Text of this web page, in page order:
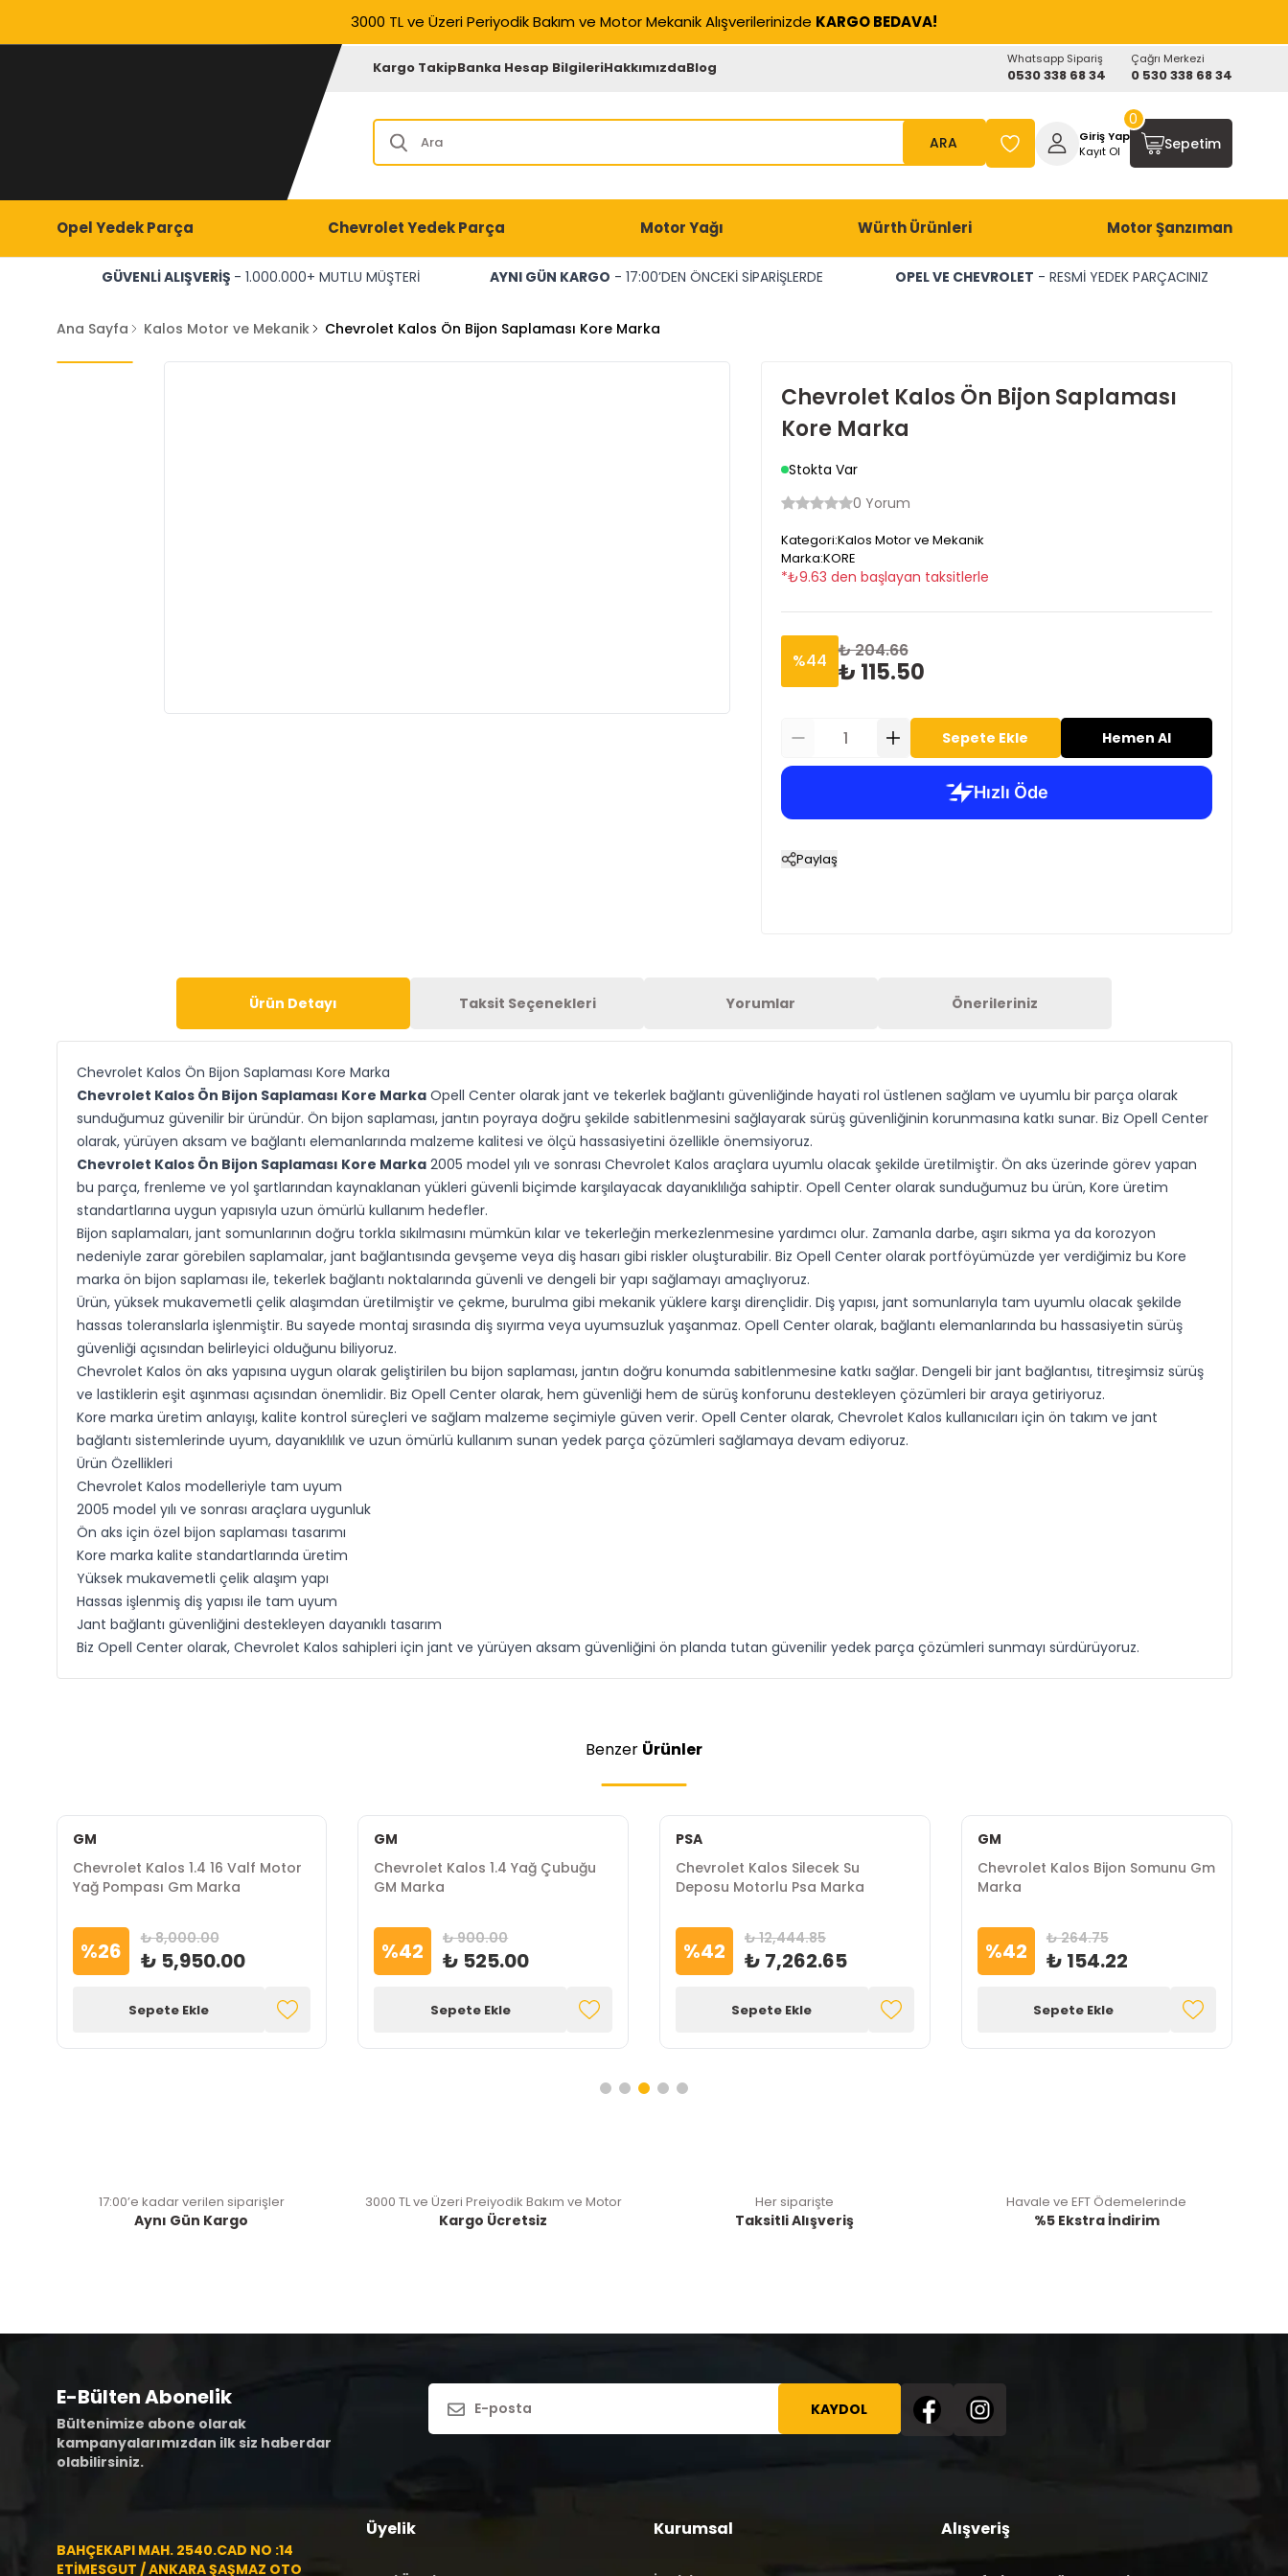
3000 TL ve Üzeri Periyodik Bakım ve Motor Mekanik Alışverilerinizde KARGO BEDAVA!
Kargo TakipBanka Hesap BilgileriHakkımızdaBlog Whatsapp Sipariş
0530 338 68 34
Çağrı Merkezi
0 530 338 68 34
ARA
Giriş Yap
Kayıt Ol
Sepetim
0
Opel Yedek Parça Chevrolet Yedek Parça Motor Yağı Würth Ürünleri Motor Şanzıman
GÜVENLİ ALIŞVERİŞ - 1.000.000+ MUTLU MÜŞTERİ AYNI GÜN KARGO - 17:00’DEN ÖNCEKİ SİPARİŞLERDE OPEL VE CHEVROLET - RESMİ YEDEK PARÇACINIZ
Ana Sayfa Kalos Motor ve Mekanik Chevrolet Kalos Ön Bijon Saplaması Kore Marka
Chevrolet Kalos Ön Bijon Saplaması
Kore Marka
Stokta Var
0 Yorum
Kategori:Kalos Motor ve Mekanik
Marka:KORE
*₺9.63 den başlayan taksitlerle
%44 ₺ 204.66
₺ 115.50
Sepete Ekle Hemen Al
Paylaş
Ürün Detayı Taksit Seçenekleri Yorumlar Önerileriniz
Chevrolet Kalos Ön Bijon Saplaması Kore Marka
Chevrolet Kalos Ön Bijon Saplaması Kore MarkaOpell Center olarak jant ve tekerlek bağlantı güvenliğinde hayati rol üstlenen sağlam ve uyumlu bir parça olarak
sunduğumuz güvenilir bir üründür. Ön bijon saplaması, jantın poyraya doğru şekilde sabitlenmesini sağlayarak sürüş güvenliğinin korunmasına katkı sunar. Biz Opell Center
olarak, yürüyen aksam ve bağlantı elemanlarında malzeme kalitesi ve ölçü hassasiyetini özellikle önemsiyoruz.
Chevrolet Kalos Ön Bijon Saplaması Kore Marka2005 model yılı ve sonrası Chevrolet Kalos araçlara uyumlu olacak şekilde üretilmiştir. Ön aks üzerinde görev yapan
bu parça, frenleme ve yol şartlarından kaynaklanan yükleri güvenli biçimde karşılayacak dayanıklılığa sahiptir. Opell Center olarak sunduğumuz bu ürün, Kore üretim
standartlarına uygun yapısıyla uzun ömürlü kullanım hedefler.
Bijon saplamaları, jant somunlarının doğru torkla sıkılmasını mümkün kılar ve tekerleğin merkezlenmesine yardımcı olur. Zamanla darbe, aşırı sıkma ya da korozyon
nedeniyle zarar görebilen saplamalar, jant bağlantısında gevşeme veya diş hasarı gibi riskler oluşturabilir. Biz Opell Center olarak portföyümüzde yer verdiğimiz bu Kore
marka ön bijon saplaması ile, tekerlek bağlantı noktalarında güvenli ve dengeli bir yapı sağlamayı amaçlıyoruz.
Ürün, yüksek mukavemetli çelik alaşımdan üretilmiştir ve çekme, burulma gibi mekanik yüklere karşı dirençlidir. Diş yapısı, jant somunlarıyla tam uyumlu olacak şekilde
hassas toleranslarla işlenmiştir. Bu sayede montaj sırasında diş sıyırma veya uyumsuzluk yaşanmaz. Opell Center olarak, bağlantı elemanlarında bu hassasiyetin sürüş
güvenliği açısından belirleyici olduğunu biliyoruz.
Chevrolet Kalos ön aks yapısına uygun olarak geliştirilen bu bijon saplaması, jantın doğru konumda sabitlenmesine katkı sağlar. Dengeli bir jant bağlantısı, titreşimsiz sürüş
ve lastiklerin eşit aşınması açısından önemlidir. Biz Opell Center olarak, hem güvenliği hem de sürüş konforunu destekleyen çözümleri bir araya getiriyoruz.
Kore marka üretim anlayışı, kalite kontrol süreçleri ve sağlam malzeme seçimiyle güven verir. Opell Center olarak, Chevrolet Kalos kullanıcıları için ön takım ve jant
bağlantı sistemlerinde uyum, dayanıklılık ve uzun ömürlü kullanım sunan yedek parça çözümleri sağlamaya devam ediyoruz.
Ürün Özellikleri
Chevrolet Kalos modelleriyle tam uyum
2005 model yılı ve sonrası araçlara uygunluk
Ön aks için özel bijon saplaması tasarımı
Kore marka kalite standartlarında üretim
Yüksek mukavemetli çelik alaşım yapı
Hassas işlenmiş diş yapısı ile tam uyum
Jant bağlantı güvenliğini destekleyen dayanıklı tasarım
Biz Opell Center olarak, Chevrolet Kalos sahipleri için jant ve yürüyen aksam güvenliğini ön planda tutan güvenilir yedek parça çözümleri sunmayı sürdürüyoruz.
Benzer Ürünler
GM
Chevrolet Kalos 1.4 16 Valf Motor
Yağ Pompası Gm Marka
%26 ₺ 8,000.00
₺ 5,950.00
Sepete Ekle
GM
Chevrolet Kalos 1.4 Yağ Çubuğu
GM Marka
%42 ₺ 900.00
₺ 525.00
Sepete Ekle
PSA
Chevrolet Kalos Silecek Su
Deposu Motorlu Psa Marka
%42 ₺ 12,444.85
₺ 7,262.65
Sepete Ekle
GM
Chevrolet Kalos Bijon Somunu Gm
Marka
%42 ₺ 264.75
₺ 154.22
Sepete Ekle
17:00’e kadar verilen siparişler
Aynı Gün Kargo
3000 TL ve Üzeri Preiyodik Bakım ve Motor
Kargo Ücretsiz
Her siparişte
Taksitli Alışveriş
Havale ve EFT Ödemelerinde
%5 Ekstra İndirim
E-Bülten Abonelik
Bültenimize abone olarak
kampanyalarımızdan ilk siz haberdar
olabilirsiniz.
KAYDOL
BAHÇEKAPI MAH. 2540.CAD NO :14
ETİMESGUT / ANKARA ŞAŞMAZ OTO
Üyelik Kurumsal Alışveriş